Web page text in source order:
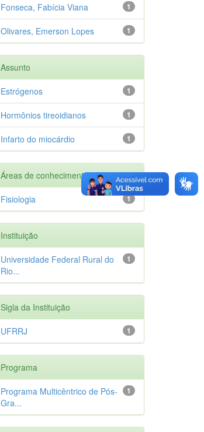
1
Fonseca, Fabícia Viana
1
Olivares, Emerson Lopes
Assunto
1
Estrógenos
1
Hormônios tireoidianos
1
Infarto do miocárdio
Áreas de conhecimento
1
Fisiologia
Instituição
1
Universidade Federal Rural do
Rio...
Sigla da Instituição
1
UFRRJ
Programa
1
Programa Multicêntrico de Pós-
Gra...